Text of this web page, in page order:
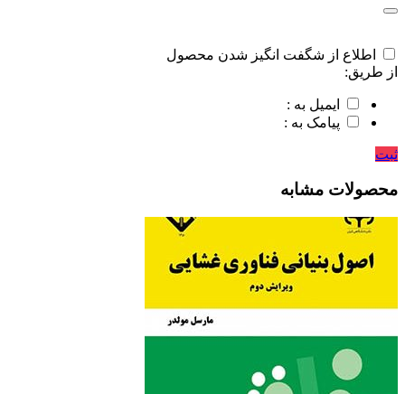
اطلاع از شگفت انگیز شدن محصول
از طریق:
ایمیل به :
پیامک به :
ثبت
محصولات مشابه